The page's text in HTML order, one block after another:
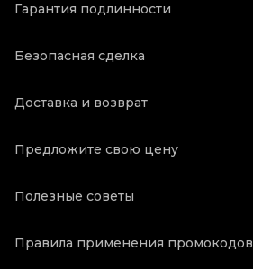
Гарантия подлинности
Безопасная сделка
Доставка и возврат
Предложите свою цену
Полезные советы
Правила применения промокодов